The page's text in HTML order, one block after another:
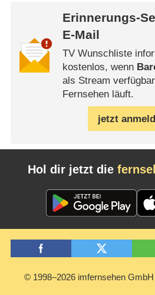
Erinnerungs-
E-Mail
TV Wunschliste
kostenlos, wenn
als Stream
Fernsehen läuft.
jetzt
Hol dir jetzt die
© 1998–2026 imfernsehen